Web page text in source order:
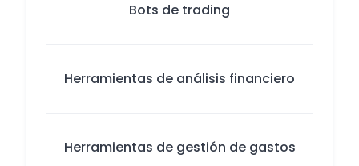
Bots de trading
Herramientas de análisis financiero
Herramientas de gestión de gastos